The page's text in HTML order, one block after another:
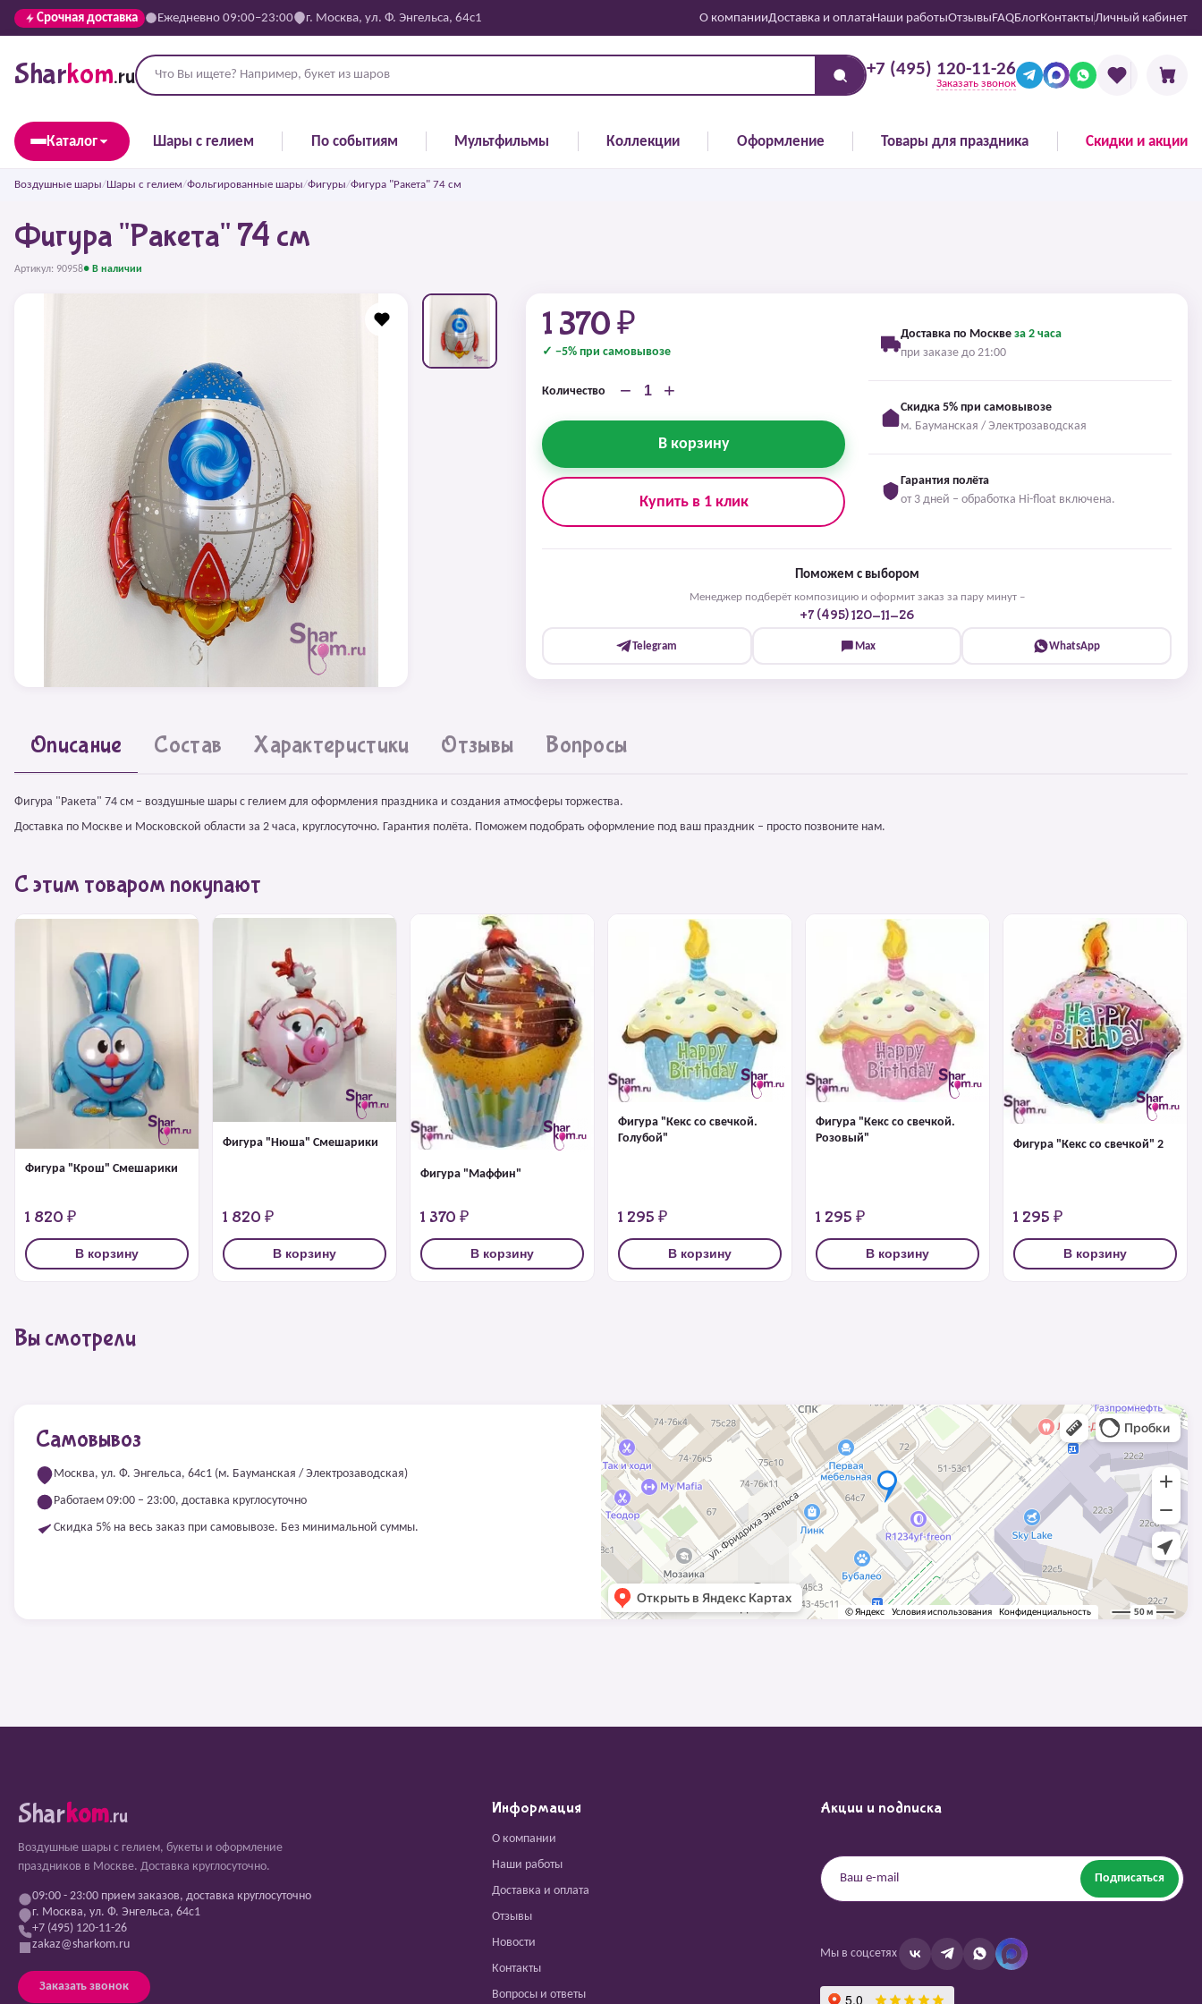
Срочная доставка Ежедневно 09:00–23:00 г. Москва, ул. Ф. Энгельса, 64с1 О компанииДоставка и оплатаНаши работыОтзывыFAQБлогКонтактыЛичный кабинет
Sharkom.ru +7 (495) 120-11-26
Заказать звонок
Каталог Шары с гелием По событиям Мультфильмы Коллекции Оформление Товары для праздника Скидки и акции
Воздушные шары/Шары с гелием/Фольгированные шары/Фигуры/Фигура "Ракета" 74 см
Фигура "Ракета" 74 см
Артикул: 90958● В наличии
1 370 ₽
✓ −5% при самовывозе
Количество − +
В корзину
Купить в 1 клик
Доставка по Москве за 2 часа
при заказе до 21:00
Скидка 5% при самовывозе
м. Бауманская / Электрозаводская
Гарантия полёта
от 3 дней – обработка Hi-float включена.
Поможем с выбором
Менеджер подберёт композицию и оформит заказ за пару минут –
+7 (495) 120-11-26
Telegram Max WhatsApp
Описание Состав Характеристики Отзывы Вопросы
Фигура "Ракета" 74 см – воздушные шары с гелием для оформления праздника и создания атмосферы торжества.
Доставка по Москве и Московской области за 2 часа, круглосуточно. Гарантия полёта. Поможем подобрать оформление под ваш праздник – просто позвоните нам.
С этим товаром покупают
Фигура "Крош" Смешарики
1 820 ₽
В корзину
Фигура "Нюша" Смешарики
1 820 ₽
В корзину
Фигура "Маффин"
1 370 ₽
В корзину
Фигура "Кекс со свечкой.
Голубой"
1 295 ₽
В корзину
Фигура "Кекс со свечкой.
Розовый"
1 295 ₽
В корзину
Фигура "Кекс со свечкой" 2
1 295 ₽
В корзину
Вы смотрели
Самовывоз
Москва, ул. Ф. Энгельса, 64с1 (м. Бауманская / Электрозаводская)
Работаем 09:00 – 23:00, доставка круглосуточно
Скидка 5% на весь заказ при самовывозе. Без минимальной суммы.
Sharkom.ru
Воздушные шары с гелием, букеты и оформление
праздников в Москве. Доставка круглосуточно.
09:00 - 23:00 прием заказов, доставка круглосуточно
г. Москва, ул. Ф. Энгельса, 64с1
+7 (495) 120-11-26
zakaz@sharkom.ru
Заказать звонок
Информация
О компании
Наши работы
Доставка и оплата
Отзывы
Новости
Контакты
Вопросы и ответы
Акции и подписка
Подписаться
Мы в соцсетях